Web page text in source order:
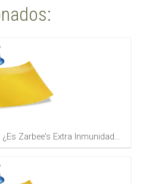
Zarbee's Extra Inmunidad…